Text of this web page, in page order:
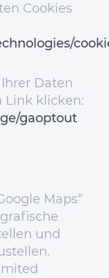
Cookies
Daten
Link klicken:
gaoptout
Maps“
und